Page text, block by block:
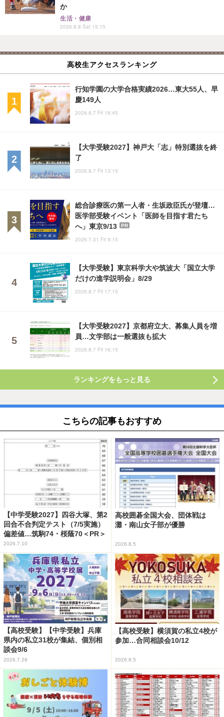
か
生活・健康
2026.8.8 Sat 15:15
高校生アクセスランキング
行知学園の大学合格実績2026…東大55人、早
慶149人
2026.8.7 Fri 18:45
【大学受験2027】神戸大「志」特別選抜を終
了
2026.8.7 Fri 13:15
総合診療医の第一人者・生坂政臣氏が登壇…
医学部受験イベント「医師を目指す君たち
へ」東京9/13
PR
2026.7.31 Fri 9:15
【大学受験】東京科学大や筑波大「国立大学
だけの進学説明会」8/29
2026.8.7 Fri 17:15
【大学受験2027】京都府立大、募集人員を増
員…文学部は一般選抜も拡大
2026.8.7 Fri 16:15
ランキングをもっと見る
こちらの記事もおすすめ
【中学受験2027】四谷大塚、第2
回合不合判定テスト（7/5実施）
偏差値…筑駒74・桜蔭70＜PR＞
2026.7.10
高校囲碁全国大会、団体戦は
灘・南山女子部が優勝
2026.8.5
【高校受験】【中学受験】兵庫
県内の私立31校が集結、個別相
談会9/6
2026.7.28
【高校受験】横須賀の私立4校が
参加…合同相談会10/12
2026.8.5